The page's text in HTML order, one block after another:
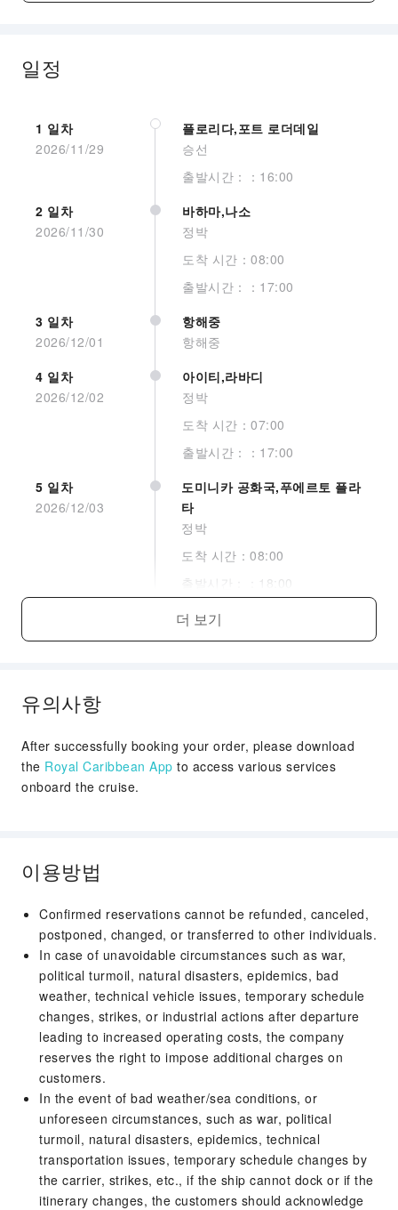
현재 객실 이미지 없습
Interior Stateroom Guarantee
일정
1 일차
2026/11/29
플로리다,포트 로더데일
승선
출발시간：：16:00
2 일차
2026/11/30
바하마,나소
정박
도착 시간：08:00
출발시간：：17:00
3 일차
2026/12/01
항해중
항해중
4 일차
2026/12/02
아이티,라바디
정박
도착 시간：07:00
출발시간：：17:00
5 일차
2026/12/03
도미니카 공화국,푸에르토 플라
타
정박
도착 시간：08:00
출발시간：：18:00
2026/12/04
항해중
항해중
2026/12/05
더 보기
유의사항
After successfully booking your order, please download
the Royal Caribbean App to access various services
onboard the cruise.
이용방법
Confirmed reservations cannot be refunded, canceled,
postponed, changed, or transferred to other individuals.
In case of unavoidable circumstances such as war,
political turmoil, natural disasters, epidemics, bad
weather, technical vehicle issues, temporary schedule
changes, strikes, or industrial actions after departure
leading to increased operating costs, the company
reserves the right to impose additional charges on
customers.
In the event of bad weather/sea conditions, or
unforeseen circumstances, such as war, political
turmoil, natural disasters, epidemics, technical
transportation issues, temporary schedule changes by
the carrier, strikes, etc., if the ship cannot dock or if the
itinerary changes, the customers should acknowledge